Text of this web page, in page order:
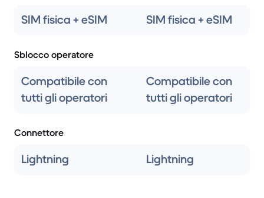
SIM fisica + eSIM SIM fisica + eSIM
Sblocco operatore
Compatibile con
tutti gli operatori
Compatibile con
tutti gli operatori
Connettore
Lightning Lightning